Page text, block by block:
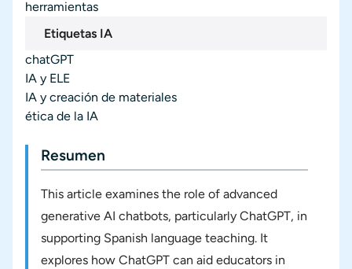
herramientas
Etiquetas IA
chatGPT
IA y ELE
IA y creación de materiales
ética de la IA
Resumen
This article examines the role of advanced
generative AI chatbots, particularly ChatGPT, in
supporting Spanish language teaching. It
explores how ChatGPT can aid educators in